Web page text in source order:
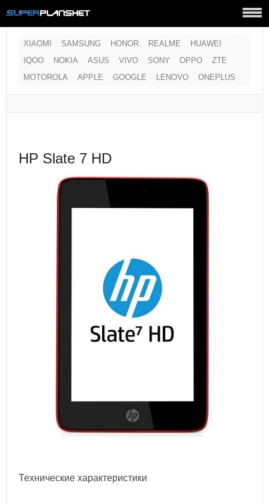
XIAOMI SAMSUNG HONOR REALME
HUAWEI
IQOO
NOKIA ASUS VIVO SONY OPPO
ZTE
MOTOROLA
APPLE GOOGLE LENOVO ONEPLUS
HP Slate 7 HD
Технические характеристики